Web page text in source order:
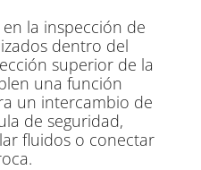
la inspección de
dentro del
superior de la
una función
un intercambio de
de seguridad,
fluidos o conectar